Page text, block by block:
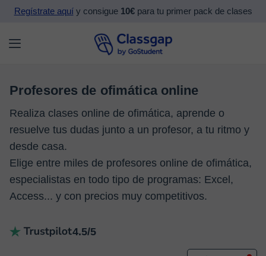
Regístrate aquíy consigue 10€para tu primer pack de clases
Profesores de ofimática online
Realiza clases online de ofimática, aprende o
resuelve tus dudas junto a un profesor, a tu ritmo y
desde casa.
Elige entre miles de profesores online de ofimática,
especialistas en todo tipo de programas: Excel,
Access... y con precios muy competitivos.
4.5/5